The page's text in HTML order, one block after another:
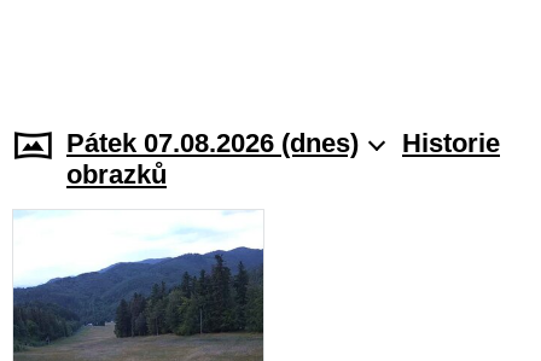
Pátek 07.08.2026 (dnes)
Historie
obrazků